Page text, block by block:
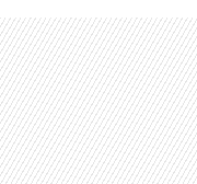
Skip to main content